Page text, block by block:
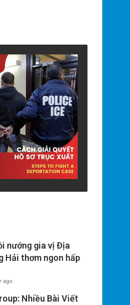
nướng gia vị Địa
Hải thơm ngon hấp
ago
Nhiều Bài Viết